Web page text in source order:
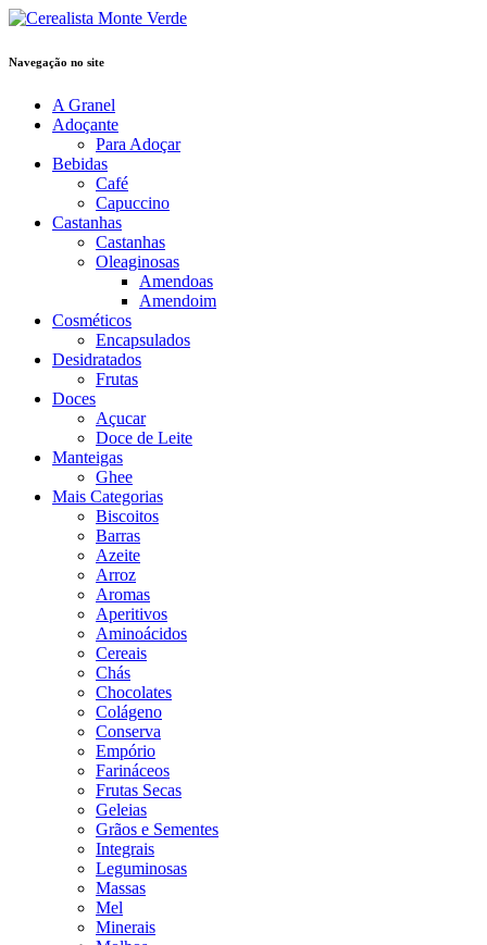
Navegação no site
A Granel
Adoçante
Para Adoçar
Bebidas
Café
Capuccino
Castanhas
Castanhas
Oleaginosas
Amendoas
Amendoim
Cosméticos
Encapsulados
Desidratados
Frutas
Doces
Açucar
Doce de Leite
Manteigas
Ghee
Mais Categorias
Biscoitos
Barras
Azeite
Arroz
Aromas
Aperitivos
Aminoácidos
Cereais
Chás
Chocolates
Colágeno
Conserva
Empório
Farináceos
Frutas Secas
Geleias
Grãos e Sementes
Integrais
Leguminosas
Massas
Mel
Minerais